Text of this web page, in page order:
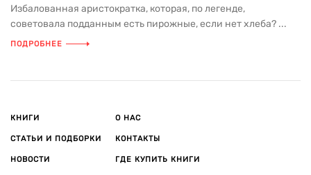
Избалованная аристократка, которая, по легенде,
советовала подданным есть пирожные, если нет хлеба? ...
ПОДРОБНЕЕ
КНИГИ
СТАТЬИ И ПОДБОРКИ
НОВОСТИ
О НАС
КОНТАКТЫ
ГДЕ КУПИТЬ КНИГИ